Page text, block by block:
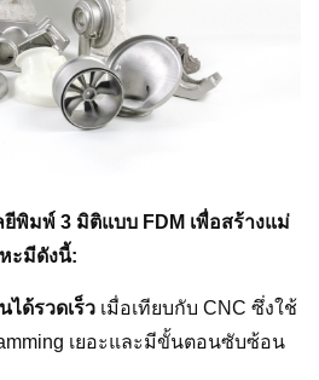
พิมพ์ 3 มิติแบบ FDM เพื่อสร้างแม่
ะมีดังนี้:
ได้รวดเร็ว เมื่อเทียบกับ CNC ซึ่งใช้
เยอะและมีขั้นตอนซับซ้อน